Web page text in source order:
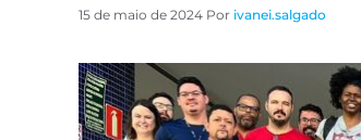
15 de maio de 2024 Por ivanei.salgado